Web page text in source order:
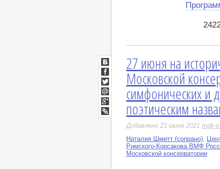
27 июня на
Московской
симфонических и
поэтическим
Добавлено 21 июня 2021 mgk-
Наталия Шмитт (сопрано)
Римского-Корсакова ВМФ
Московской консерватории
ВКонтакте
Facebook
Twitter
Мой
Мир
Google+
LiveJournal